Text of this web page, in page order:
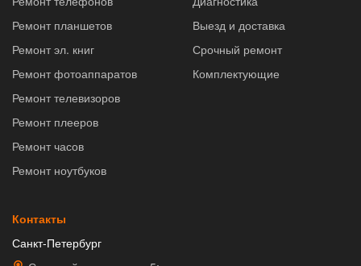
Ремонт планшетов
Ремонт эл. книг
Ремонт фотоаппаратов
Ремонт телевизоров
Ремонт плееров
Ремонт часов
Ремонт ноутбуков
Выезд и доставка
Срочный ремонт
Комплектующие
Контакты
Санкт-Петербург